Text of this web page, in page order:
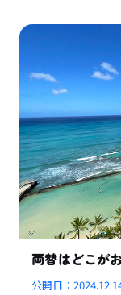
両替はどこが
公開日：